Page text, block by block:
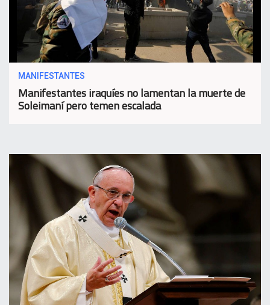
MANIFESTANTES
Manifestantes iraquíes no lamentan la muerte de
Soleimaní pero temen escalada